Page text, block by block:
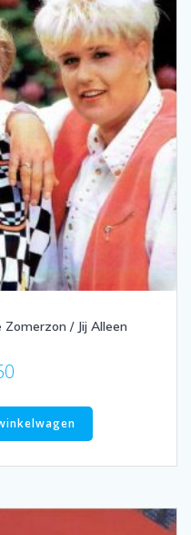
/ Jij Alleen